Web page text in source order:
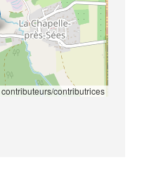
contributeurs/contributrices